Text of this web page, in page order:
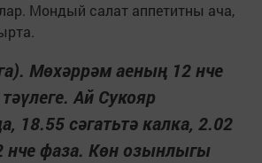
Мондый салат аппетитны ача,
Мөхәррәм аеның 12 нче
Ай Сукояр
18.55 сәгатьтә калка, 2.02
нче фаза. Көн озынлыгы